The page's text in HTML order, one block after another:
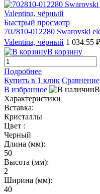
Быстрый просмотр
702810-012280 Swarovski
Valentina, чёрный 1 034.55 ₽
В корзину
Подробнее
Купить в 1 клик Сравнение
В избранное
Характеристики
Вставка:
Кристаллы
Цвет :
Черный
Длина (мм):
50
Высота (мм):
2
Ширина (мм):
40